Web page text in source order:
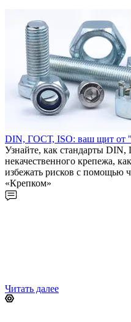
DIN, ГОСТ, ISO: ваш щит от
Узнайте, как стандарты
некачественного крепежа,
избежать рисков с помощью
«Крепком»
Читать далее